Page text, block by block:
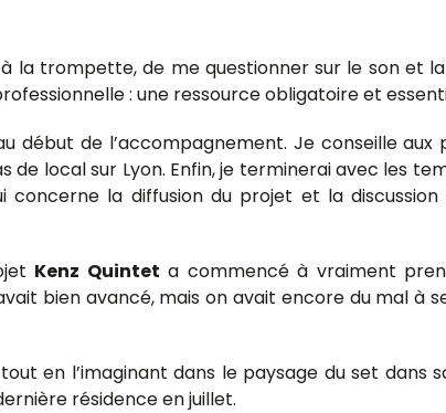
la trompette, de me questionner sur le son et
: une ressource obligatoire et
de l’accompagnement. Je conseille aux
local sur Lyon. Enfin, je terminerai avec les
concerne la diffusion du projet et la
Kenz Quintet a commencé à vraiment
bien avancé, mais on avait encore du mal à
en l’imaginant dans le paysage du set dans
résidence en juillet.